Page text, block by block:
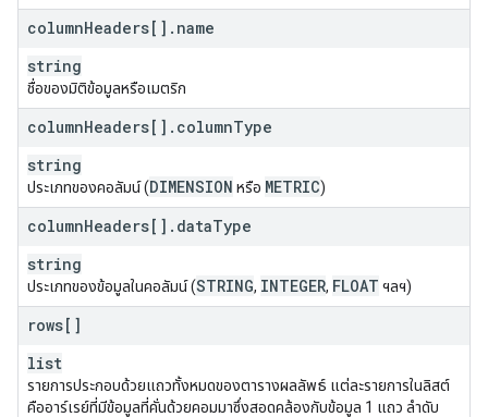
columnHeaders[] . name
string
ชื่อของมิติข้อมูลหรือเมตริก
columnHeaders[] . columnType
string
ประเภทของคอลัมน์ (DIMENSION หรือ METRIC)
columnHeaders[] . dataType
string
ประเภทของข้อมูลในคอลัมน์ (STRING, INTEGER, FLOAT ฯลฯ)
rows[]
list
รายการประกอบด้วยแถวทั้งหมดของตารางผลลัพธ์ แต่ละรายการในลิสต์
คืออาร์เรย์ที่มีข้อมูลที่คั่นด้วยคอมมาซึ่งสอดคล้องกับข้อมูล 1 แถว ลำดับ